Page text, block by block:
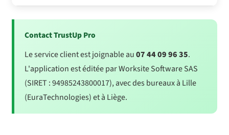
Contact TrustUp Pro
Le service client est joignable au07 44 09 96 35.
L'application est éditée par Worksite Software SAS
(SIRET : 94985243800017), avec des bureaux à Lille
(EuraTechnologies) et à Liège.